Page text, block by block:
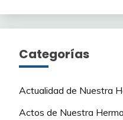
Categorías
Actualidad de Nuestra
Actos de Nuestra